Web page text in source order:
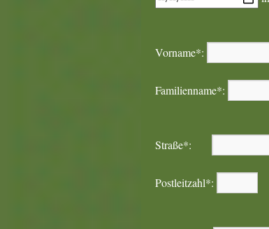
Vorname*:
Familienname*:
Straße*:
Postleitzahl*: